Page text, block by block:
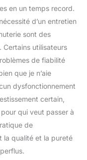
en un temps record.
d’un entretien
sont des
utilisateurs
de fiabilité
que je n’aie
dysfonctionnement
certain,
qui veut passer à
de
la qualité et la pureté